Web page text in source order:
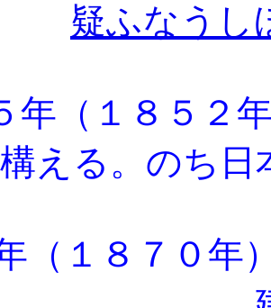
疑ふなうし
（１８５２
える。のち日
（１８７０年